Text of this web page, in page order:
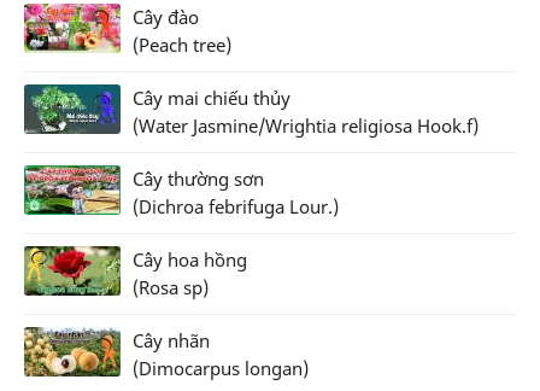
Cây đào
(Peach tree)
Cây mai chiếu thủy
(Water Jasmine/Wrightia religiosa Hook.f)
Cây thường sơn
(Dichroa febrifuga Lour.)
Cây hoa hồng
(Rosa sp)
Cây nhãn
(Dimocarpus longan)